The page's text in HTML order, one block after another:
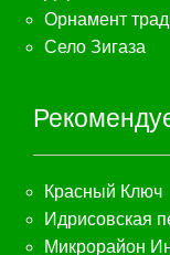
Орнамент
Село Зигаза
Красный Ключ
Идрисовская
Микрорайон